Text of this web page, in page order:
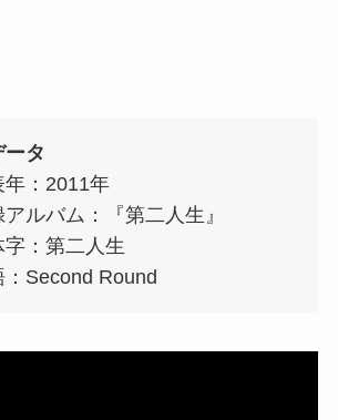
ータ
年：2011年
アルバム：『第二人生』
字：第二人生
：Second Round